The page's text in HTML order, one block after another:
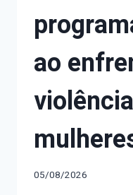
ao
05/08/2026